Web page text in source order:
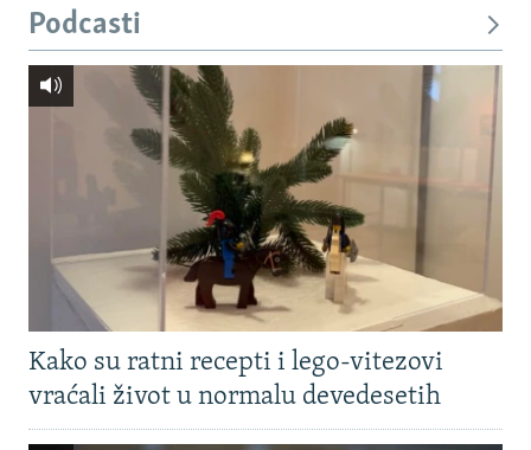
Podcasti
Kako su ratni recepti i lego-vitezovi
vraćali život u normalu devedesetih